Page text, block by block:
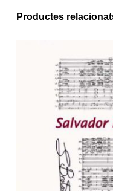
No hi ha
Productes